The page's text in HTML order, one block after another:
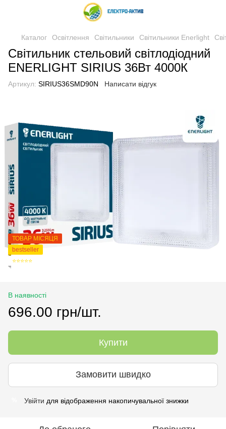
Каталог Освітлення Світильники Світильники Enerlight
Світильник стельовий світлодіодний
ENERLIGHT SIRIUS 36Вт 4000К
Артикул: SIRIUS36SMD90N Написати відгук
ТОВАР МІСЯЦЯ
bestseller
⭐⭐⭐⭐⭐
В наявності
696.00 грн/шт.
Купити
Замовити швидко
Увійти для відображення накопичувальної знижки